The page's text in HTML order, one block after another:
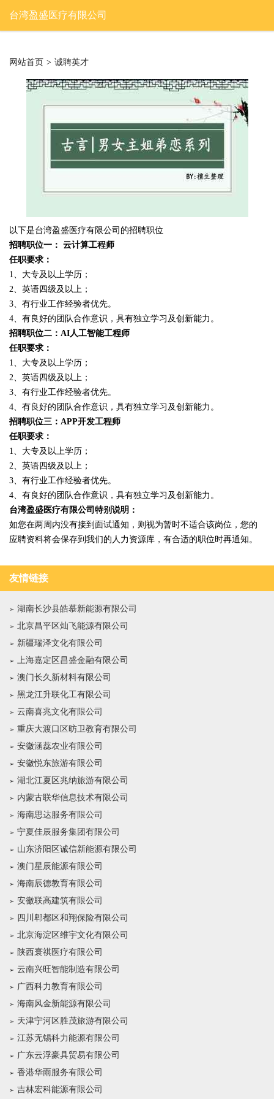
台湾盈盛医疗有限公司
网站首页 > 诚聘英才
以下是台湾盈盛医疗有限公司的招聘职位
招聘职位一： 云计算工程师
任职要求：
1、大专及以上学历；
2、英语四级及以上；
3、有行业工作经验者优先。
4、有良好的团队合作意识，具有独立学习及创新能力。
招聘职位二：AI人工智能工程师
任职要求：
1、大专及以上学历；
2、英语四级及以上；
3、有行业工作经验者优先。
4、有良好的团队合作意识，具有独立学习及创新能力。
招聘职位三：APP开发工程师
任职要求：
1、大专及以上学历；
2、英语四级及以上；
3、有行业工作经验者优先。
4、有良好的团队合作意识，具有独立学习及创新能力。
台湾盈盛医疗有限公司特别说明：
如您在两周内没有接到面试通知，则视为暂时不适合该岗位，您的
应聘资料将会保存到我们的人力资源库，有合适的职位时再通知。
友情链接
湖南长沙县皓慕新能源有限公司
北京昌平区灿飞能源有限公司
新疆瑞泽文化有限公司
上海嘉定区昌盛金融有限公司
澳门长久新材料有限公司
黑龙江升联化工有限公司
云南喜兆文化有限公司
重庆大渡口区昉卫教育有限公司
安徽涵蕊农业有限公司
安徽悦东旅游有限公司
湖北江夏区兆纳旅游有限公司
内蒙古联华信息技术有限公司
海南思达服务有限公司
宁夏佳辰服务集团有限公司
山东济阳区诚信新能源有限公司
澳门星辰能源有限公司
海南辰德教育有限公司
安徽联高建筑有限公司
四川郫都区和翔保险有限公司
北京海淀区维宇文化有限公司
陕西寰祺医疗有限公司
云南兴旺智能制造有限公司
广西科力教育有限公司
海南风金新能源有限公司
天津宁河区胜茂旅游有限公司
江苏无锡科力能源有限公司
广东云浮豪具贸易有限公司
香港华雨服务有限公司
吉林宏科能源有限公司